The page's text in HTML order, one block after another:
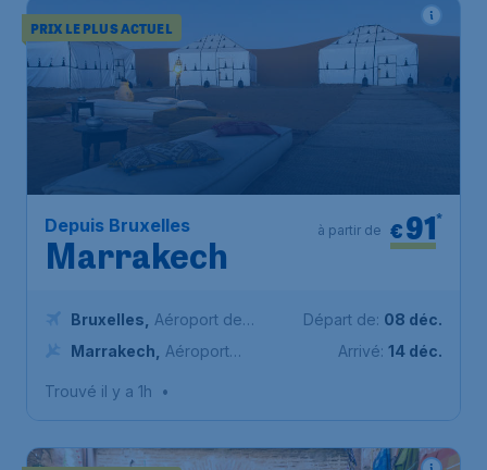
PRIX LE PLUS ACTUEL
Depuis Bruxelles
Marrakech
€91*
à partir de
Bruxelles
Aéroport de
Bruxelles-National
Marrakech
Aéroport
Ménara
Départ de: 08 déc.
Arrivé: 14 déc.
Trouvé il y a 1h •